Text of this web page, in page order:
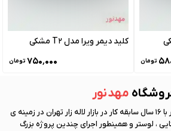
تومان
کلید دیمر ویرا مدل T2 مشکی
۷۵۰٬۰۰۰ تومان
مهد نور
با 16 سال سابقه کار در بازار لاله زار تهران در زمینه ی
، لوستر و همینطور اجرای چندین پروژه بزرگ